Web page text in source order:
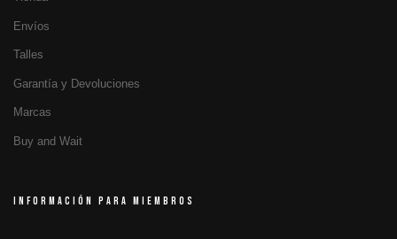
Envíos
Talles
Garantía y Devoluciones
Marcas
Buy and Wait
INFORMACIÓN PARA MIEMBROS